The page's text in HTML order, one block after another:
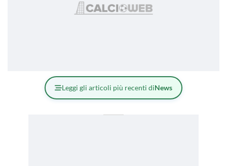
Leggi gli articoli più recenti diNews